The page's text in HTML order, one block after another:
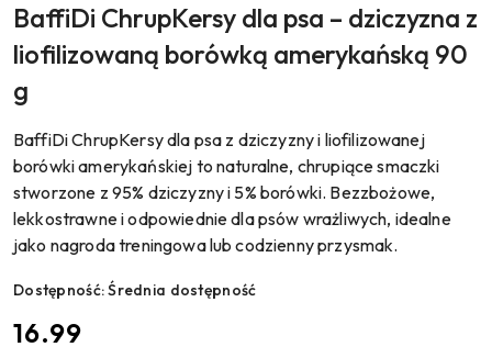
BaffiDi ChrupKersy dla psa – dziczyzna z
liofilizowaną borówką amerykańską 90
g
BaffiDi ChrupKersy dla psa z dziczyzny i liofilizowanej
borówki amerykańskiej to naturalne, chrupiące smaczki
stworzone z 95% dziczyzny i 5% borówki. Bezzbożowe,
lekkostrawne i odpowiednie dla psów wrażliwych, idealne
jako nagroda treningowa lub codzienny przysmak.
Dostępność:Średnia dostępność
cena:
16.99